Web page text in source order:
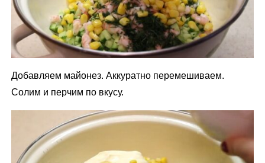
Добавляем майонез. Аккуратно перемешиваем.
Солим и перчим по вкусу.